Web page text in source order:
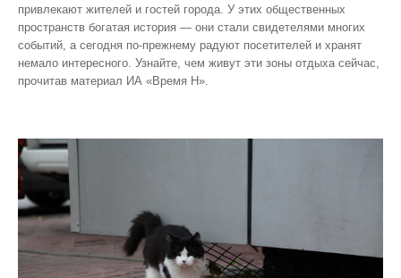
привлекают жителей и гостей города. У этих общественных
пространств богатая история — они стали свидетелями многих
событий, а сегодня по‑прежнему радуют посетителей и хранят
немало интересного. Узнайте, чем живут эти зоны отдыха сейчас,
прочитав материал ИА «Время Н».